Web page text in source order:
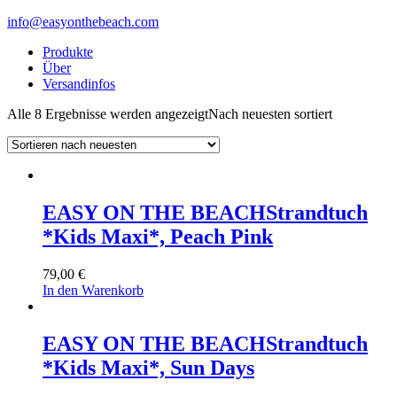
info@easyonthebeach.com
Produkte
Über
Versandinfos
Alle 8 Ergebnisse werden angezeigtNach neuesten sortiert
EASY ON THE BEACHStrandtuch
*Kids Maxi*, Peach Pink
79,00 €
In den Warenkorb
EASY ON THE BEACHStrandtuch
*Kids Maxi*, Sun Days